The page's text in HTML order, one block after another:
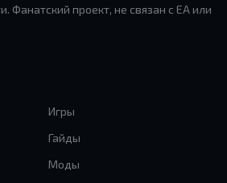
Фанатский проект, не связан с EA или
Игры
Гайды
Моды